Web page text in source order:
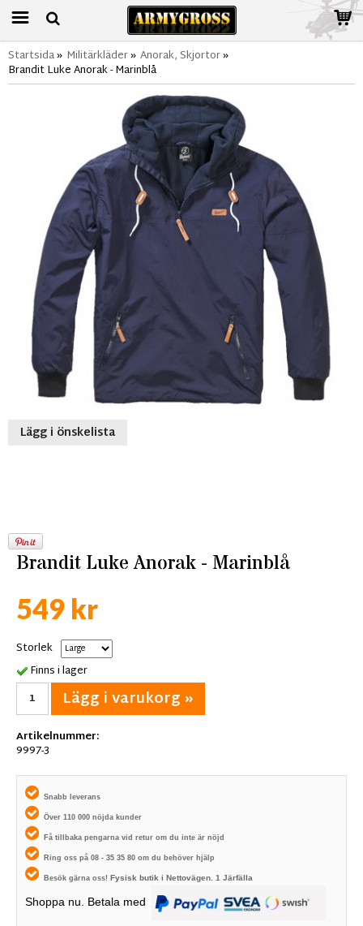
Startsida» Militärkläder» Anorak, Skjortor»
Brandit Luke Anorak - Marinblå
Lägg i önskelista
Brandit Luke Anorak - Marinblå
549 kr
Storlek
Finns i lager
Lägg i varukorg »
Artikelnummer:
9997-3
Snabb leverans
Över 110 000 nöjda kunder
Få tillbaka pengarna vid retur om du inte är nöjd
Ring oss på 08 - 35 35 80 om du behöver hjälp
Besök gärna oss! Fysisk butik i Nettovägen. 1 Järfälla
Shoppa nu. Betala med